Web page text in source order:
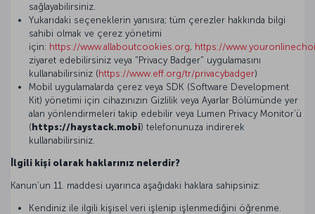
sağlayabilirsiniz.
Yukarıdaki seçeneklerin yanısıra; tüm çerezler hakkında bilgi
sahibi olmak ve çerez yönetimi
için: https://www.allaboutcookies.org, https://
ziyaret edebilirsiniz veya "Privacy Badger" uygulamasını
kullanabilirsiniz (https://www.eff.org/tr/privacybadger)
Mobil uygulamalarda çerez veya SDK (Software Development
Kit) yönetimi için cihazınızın Gizlilik veya Ayarlar Bölümünde yer
alan yönlendirmeleri takip edebilir veya Lumen Privacy Monitor’ü
(https://haystack.mobi) telefonunuza indirerek
kullanabilirsiniz.
İlgili kişi olarak haklarınız nelerdir?
Kanun’un 11. maddesi uyarınca aşağıdaki haklara sahipsiniz:
Kendiniz ile ilgili kişisel veri işlenip işlenmediğini öğrenme.